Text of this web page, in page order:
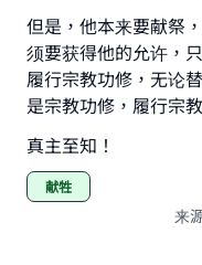
但是，他本来要献祭
须要获得他的允许，
履行宗教功修，无论
是宗教功修，履行宗
真主至知！
献牲
来